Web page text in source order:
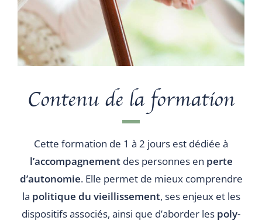
Contenu de la formation
Cette formation de 1 à 2 jours est dédiée à
l’accompagnementdes personnes en perte
d’autonomie. Elle permet de mieux comprendre
la politique du vieillissement, ses enjeux et les
dispositifs associés, ainsi que d’aborder les poly-